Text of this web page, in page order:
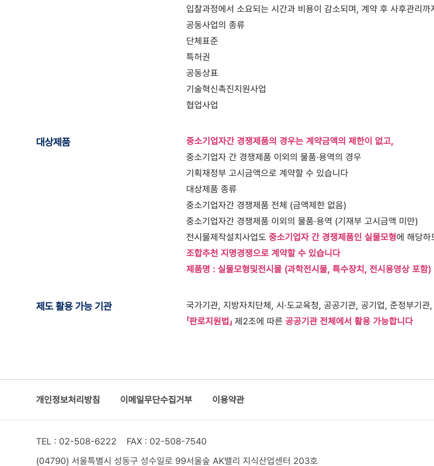
입찰과정에서 소요되는 시간과 비용이 감소되며, 계약 후 사후관리까
공동사업의 종류
단체표준
특허권
공동상표
기술혁신촉진지원사업
협업사업
대상제품
중소기업자간 경쟁제품의 경우는 계약금액의 제한이 없고,
중소기업자 간 경쟁제품 이외의 물품·용역의 경우
기획재정부 고시금액으로 계약할 수 있습니다
대상제품 종류
중소기업자간 경쟁제품 전체 (금액제한 없음)
중소기업자간 경쟁제품 이외의 물품·용역 (기재부 고시금액 미만)
전시물제작설치사업도 중소기업자 간 경쟁제품인 실물모형에 해당하
조합추천 지명경쟁으로 계약할 수 있습니다
제품명 : 실물모형및전시물 (과학전시물, 특수장치, 전시용영상 포함)
제도 활용 가능 기관
국가기관, 지방자치단체, 시·도교육청, 공공기관, 공기업, 준정부기관
「판로지원법」 제2조에 따른 공공기관 전체에서 활용 가능합니다
개인정보처리방침 이메일무단수집거부 이용약관
TEL : 02-508-6222
FAX : 02-508-7540
(04790) 서울특별시 성동구 성수일로 99서울숲 AK밸리 지식산업센터 203호